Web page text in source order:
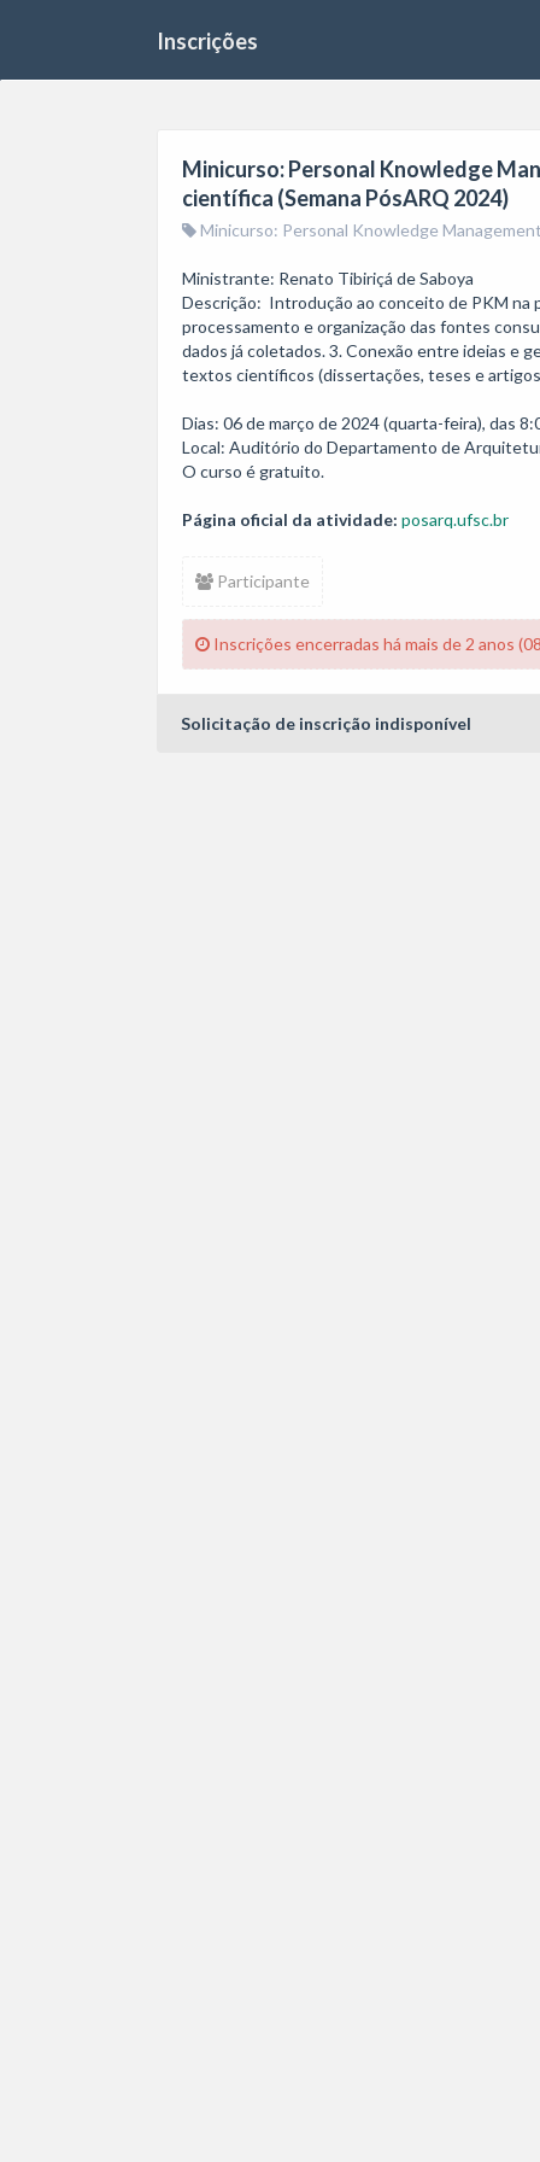
Inscrições
Minicurso: Personal Knowledge
científica (Semana PósARQ 2024)
Minicurso: Personal Knowledge
Ministrante: Renato Tibiriçá de Saboya
Descrição:  Introdução ao conceito de PKM na
processamento e organização das fontes
dados já coletados. 3. Conexão entre ideias e
textos científicos (dissertações, teses e
Dias: 06 de março de 2024 (quarta-feira), das
Local: Auditório do Departamento de
Página oficial da atividade: posarq.ufsc.br
Participante
Inscrições encerradas há mais de 2 anos
Solicitação de inscrição indisponível